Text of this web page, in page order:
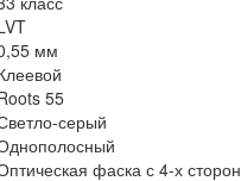
мм
55
серый
фаска с 4-х сторон